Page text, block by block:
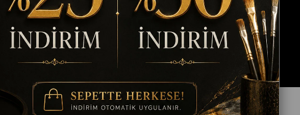
25
İndirim
₺2.592,00 ₺1.944,00